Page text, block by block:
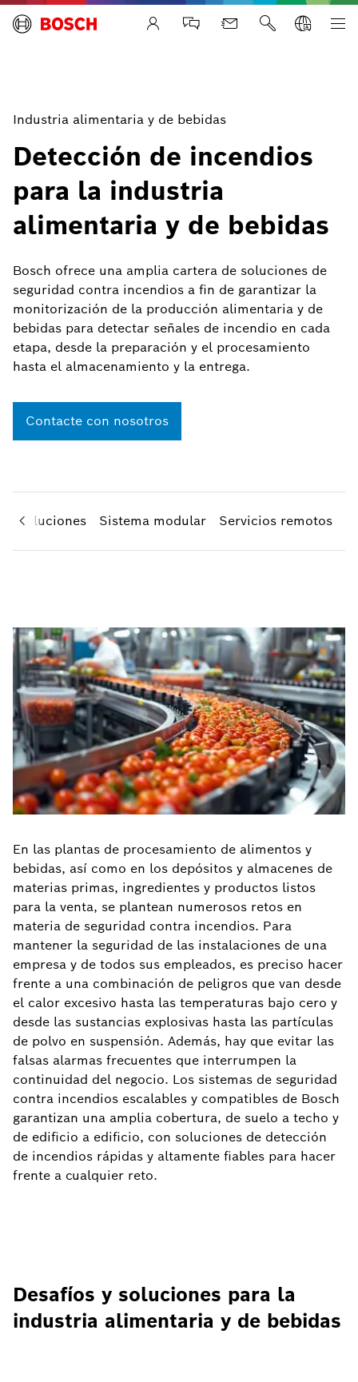
Life Safety Systems
Industria alimentaria y de bebidas
Detección de incendios
para la industria
alimentaria y de bebidas
Bosch ofrece una amplia cartera de soluciones de
seguridad contra incendios a fin de garantizar la
monitorización de la producción alimentaria y de
bebidas para detectar señales de incendio en cada
etapa, desde la preparación y el procesamiento
hasta el almacenamiento y la entrega.
Contacte con nosotros
y soluciones Sistema modular Servicios remotos
En las plantas de procesamiento de alimentos y
bebidas, así como en los depósitos y almacenes de
materias primas, ingredientes y productos listos
para la venta, se plantean numerosos retos en
materia de seguridad contra incendios. Para
mantener la seguridad de las instalaciones de una
empresa y de todos sus empleados, es preciso hacer
frente a una combinación de peligros que van desde
el calor excesivo hasta las temperaturas bajo cero y
desde las sustancias explosivas hasta las partículas
de polvo en suspensión. Además, hay que evitar las
falsas alarmas frecuentes que interrumpen la
continuidad del negocio. Los sistemas de seguridad
contra incendios escalables y compatibles de Bosch
garantizan una amplia cobertura, de suelo a techo y
de edificio a edificio, con soluciones de detección
de incendios rápidas y altamente fiables para hacer
frente a cualquier reto.
Desafíos y soluciones para la
industria alimentaria y de bebidas